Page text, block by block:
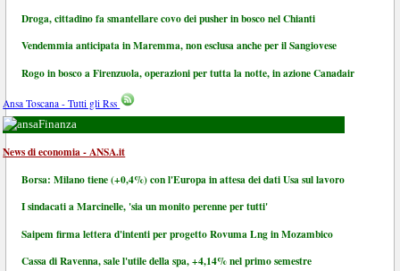
Droga, cittadino fa smantellare covo dei pusher in bosco nel Chianti
Vendemmia anticipata in Maremma, non esclusa anche per il Sangiovese
Rogo in bosco a Firenzuola, operazioni per tutta la notte, in azione Canadair
Ansa Toscana - Tutti gli Rss
Finanza
News di economia - ANSA.it
Borsa: Milano tiene (+0,4%) con l'Europa in attesa dei dati Usa sul lavoro
I sindacati a Marcinelle, 'sia un monito perenne per tutti'
Saipem firma lettera d'intenti per progetto Rovuma Lng in Mozambico
Cassa di Ravenna, sale l'utile della spa, +4,14% nel primo semestre